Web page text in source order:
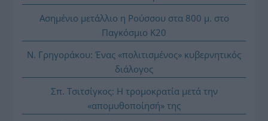
Ασημένιο μετάλλιο η Ρούσσου στα 800 μ. στο
Παγκόσμιο Κ20
Ν. Γρηγοράκου: Ένας «πολιτισμένος» κυβερνητικός
διάλογος
Σπ. Τσιτσίγκος: Η τρομοκρατία μετά την
«απομυθοποίησή» της